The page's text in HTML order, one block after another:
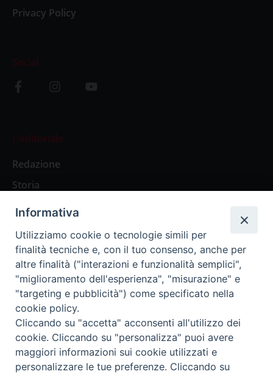
Privacy Policy
Social
L’editoriale
Redazione
Storia
Abbonamenti
Abbonamento Annuale Digitale
Abbonamento Annuale Cartaceo
Abbonamento Singola Copia Digitale
Redazione: Pavia, Piazza Duomo 11 - tel. 0382.24736 -
Informativa
Utilizziamo cookie o tecnologie simili per
finalità tecniche e, con il tuo consenso, anche per
altre finalità ("interazioni e funzionalità semplici",
"miglioramento dell'esperienza", "misurazione" e
"targeting e pubblicità") come specificato nella
cookie policy.
Cliccando su "accetta" acconsenti all'utilizzo dei
cookie. Cliccando su "personalizza" puoi avere
maggiori informazioni sui cookie utilizzati e
personalizzare le tue preferenze. Cliccando su